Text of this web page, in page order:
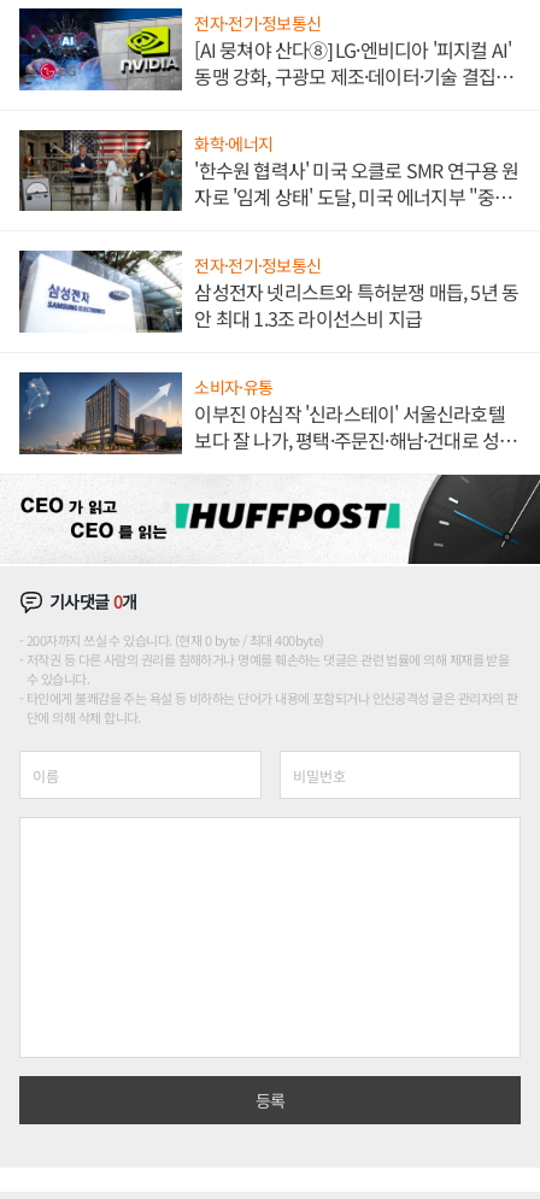
전자·전기·정보통신
[AI 뭉쳐야 산다⑧] LG·엔비디아 '피지컬 AI'
동맹 강화, 구광모 제조·데이터·기술 결집
화학·에너지
'한수원 협력사' 미국 오클로 SMR 연구용 원
자로 '임계 상태' 도달, 미국 에너지부 "중요
전자·전기·정보통신
삼성전자 넷리스트와 특허분쟁 매듭, 5년 동
안 최대 1.3조 라이선스비 지급
소비자·유통
이부진 야심작 '신라스테이' 서울신라호텔
보다 잘 나가, 평택·주문진·해남·건대로 성
기사댓글0개
200자까지 쓰실 수 있습니다. (현재 0 byte / 최대 400byte)
저작권 등 다른 사람의 권리를 침해하거나 명예를 훼손하는 댓글은 관련 법률에 의해 제재를 받을
수 있습니다.
타인에게 불쾌감을 주는 욕설 등 비하하는 단어가 내용에 포함되거나 인신공격성 글은 관리자의 판
단에 의해 삭제 합니다.